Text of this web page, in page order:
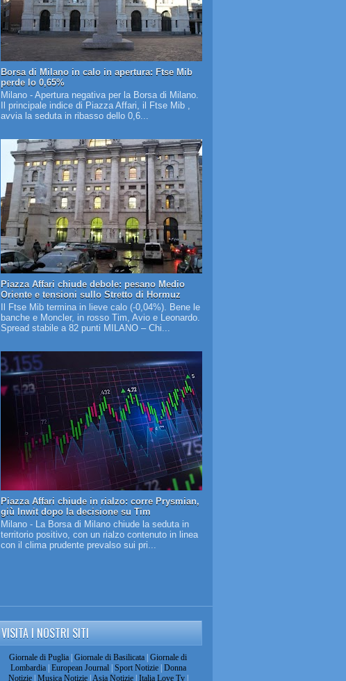
Borsa di Milano in calo in apertura: Ftse Mib
perde lo 0,65%
Milano - Apertura negativa per la Borsa di Milano.
Il principale indice di Piazza Affari, il Ftse Mib ,
avvia la seduta in ribasso dello 0,6...
Piazza Affari chiude debole: pesano Medio
Oriente e tensioni sullo Stretto di Hormuz
Il Ftse Mib termina in lieve calo (-0,04%). Bene le
banche e Moncler, in rosso Tim, Avio e Leonardo.
Spread stabile a 82 punti MILANO – Chi...
Piazza Affari chiude in rialzo: corre Prysmian,
giù Inwit dopo la decisione su Tim
Milano - La Borsa di Milano chiude la seduta in
territorio positivo, con un rialzo contenuto in linea
con il clima prudente prevalso sui pri...
VISITA I NOSTRI SITI
Giornale di Puglia | Giornale di Basilicata | Giornale di
Lombardia| European Journal| Sport Notizie| Donna
Notizie| Musica Notizie| Asia Notizie| Italia Love Tv|